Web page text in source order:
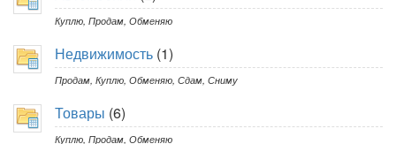
Куплю, Продам, Обменяю
Недвижимость (1)
Продам, Куплю, Обменяю, Сдам, Сниму
Товары (6)
Куплю, Продам, Обменяю